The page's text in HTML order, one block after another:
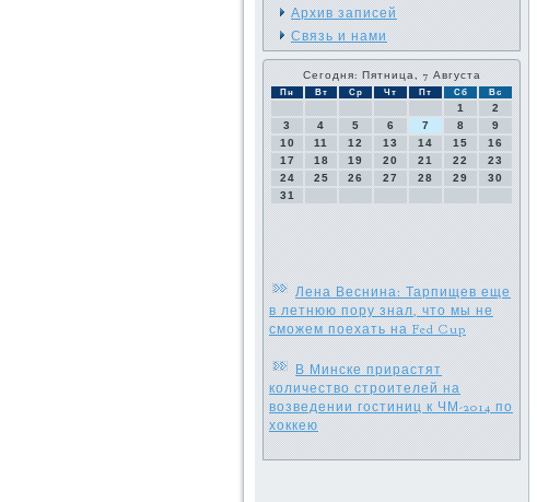
Архив записей
Связь и нами
Сегодня: Пятница, 7 Августа
Пн Вт Ср Чт Пт Сб Вс
1
2
3
4 5 6 7 8
9
10
11 12 13 14 15
16
17
18 19 20 21 22
23
24
25 26 27 28 29
30
31
Лена Веснина: Тарпищев еще
в летнюю пору знал, что мы не
сможем поехать на Fed Cup
В Минске прирастят
количество строителей на
возведении гостиниц к ЧМ-2014 по
хоккею